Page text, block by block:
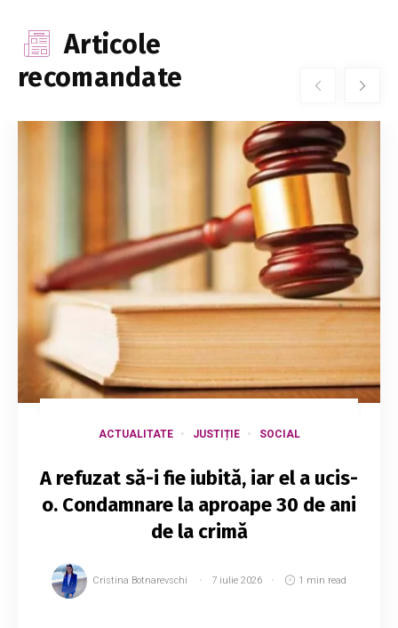
Articole
recomandate
ACTUALITATE JUSTIȚIE SOCIAL
A refuzat să-i fie iubită, iar el a ucis-
o. Condamnare la aproape 30 de ani
de la crimă
Cristina Botnarevschi 7 iulie 2026 1 min read